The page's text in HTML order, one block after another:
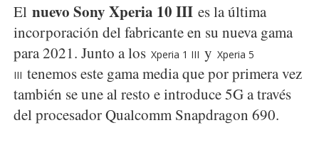
El nuevo Sony Xperia 10 III es la última
incorporación del fabricante en su nueva gama
para 2021. Junto a los Xperia 1 III y Xperia 5
III tenemos este gama media que por primera vez
también se une al resto e introduce 5G a través
del procesador Qualcomm Snapdragon 690.